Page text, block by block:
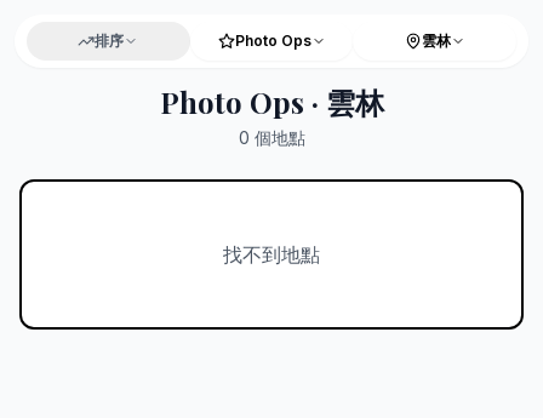
排序 Photo Ops 雲林
Photo Ops · 雲林
0 個地點
找不到地點